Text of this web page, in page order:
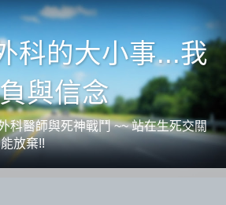
科的大小事...我
與信念
科醫師與死神戰鬥 ~~ 站在生死交關
放棄!!